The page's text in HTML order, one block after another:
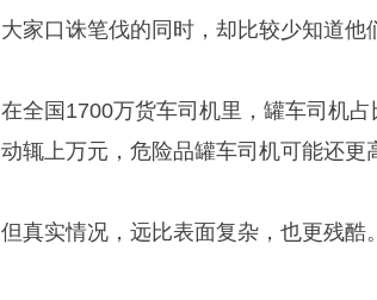
大家口诛笔伐的同时，却比较少知道他
在全国1700万货车司机里，罐车司机
动辄上万元，危险品罐车司机可能还更
但真实情况，远比表面复杂，也更残酷。